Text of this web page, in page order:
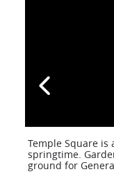
Temple Square
springtime.
ground for